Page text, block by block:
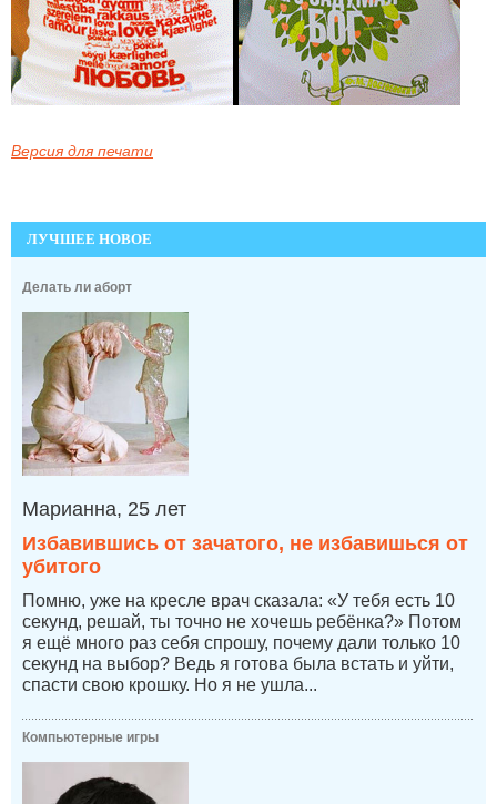
Версия для печати
ЛУЧШЕЕ НОВОЕ
Делать ли аборт
Марианна, 25 лет
Избавившись от зачатого, не избавишься от
убитого
Помню, уже на кресле врач сказала: «У тебя есть 10
секунд, решай, ты точно не хочешь ребёнка?» Потом
я ещё много раз себя спрошу, почему дали только 10
секунд на выбор? Ведь я готова была встать и уйти,
спасти свою крошку. Но я не ушла...
Компьютерные игры